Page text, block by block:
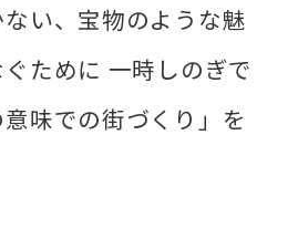
い、宝物のような魅
ために 一時しのぎで
味での街づくり」を